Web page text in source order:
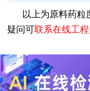
以上为原料药
疑问可联系在线工